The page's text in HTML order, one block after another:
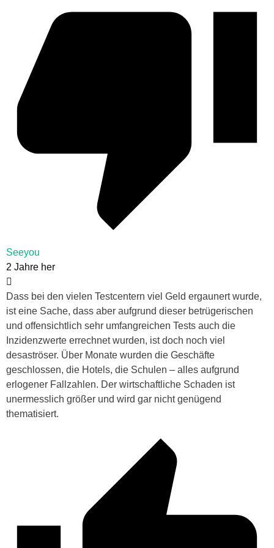
Seeyou
2 Jahre her
Dass bei den vielen Testcentern viel Geld ergaunert wurde,
ist eine Sache, dass aber aufgrund dieser betrügerischen
und offensichtlich sehr umfangreichen Tests auch die
Inzidenzwerte errechnet wurden, ist doch noch viel
desaströser. Über Monate wurden die Geschäfte
geschlossen, die Hotels, die Schulen – alles aufgrund
erlogener Fallzahlen. Der wirtschaftliche Schaden ist
unermesslich größer und wird gar nicht genügend
thematisiert.